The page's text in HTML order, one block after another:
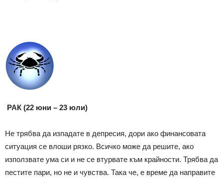
РАК (22 юни – 23 юли)
Не трябва да изпадате в депресия, дори ако финансовата
ситуация се влоши рязко. Всичко може да решите, ако
използвате ума си и не се втурвате към крайности. Трябва да
пестите пари, но не и чувства. Така че, е време да направите